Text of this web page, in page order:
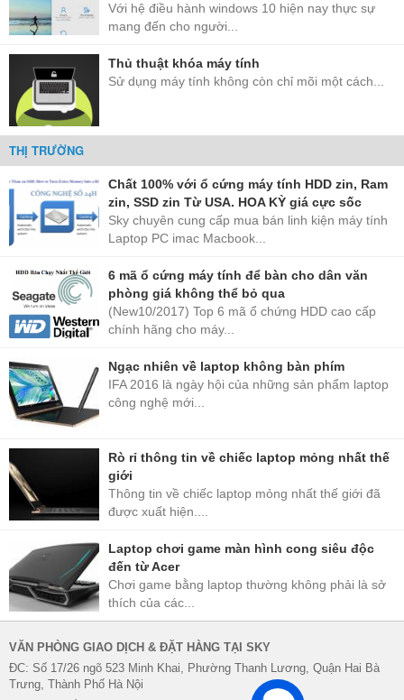
Với hệ điều hành windows 10 hiện nay thực sự
mang đến cho người...
Thủ thuật khóa máy tính
Sử dụng máy tính không còn chỉ mõi một cách...
THỊ TRƯỜNG
Chất 100% với ổ cứng máy tính HDD zin, Ram
zin, SSD zin Từ USA. HOA KỲ giá cực sốc
Sky chuyên cung cấp mua bán linh kiện máy tính
Laptop PC imac Macbook...
6 mã ổ cứng máy tính để bàn cho dân văn
phòng giá không thể bỏ qua
(New10/2017) Top 6 mã ổ chứng HDD cao cấp
chính hãng cho máy...
Ngạc nhiên về laptop không bàn phím
IFA 2016 là ngày hội của những sản phẩm laptop
công nghệ mới...
Rò rỉ thông tin về chiếc laptop mỏng nhất thế
giới
Thông tin về chiếc laptop mỏng nhất thế giới đã
được xuất hiện....
Laptop chơi game màn hình cong siêu độc
đến từ Acer
Chơi game bằng laptop thường không phải là sở
thích của các...
VĂN PHÒNG GIAO DỊCH & ĐẶT HÀNG TẠI SKY
ĐC: Số 17/26 ngõ 523 Minh Khai, Phường Thanh Lương, Quận Hai Bà
Trưng, Thành Phố Hà Nội